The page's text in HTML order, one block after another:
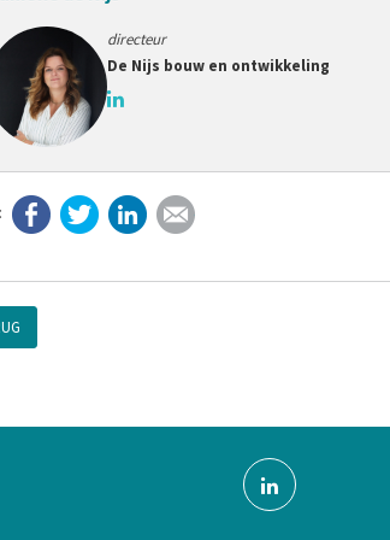
directeur
De Nijs bouw en ontwikkeling
FacebookTwitterLinkedInE-mail